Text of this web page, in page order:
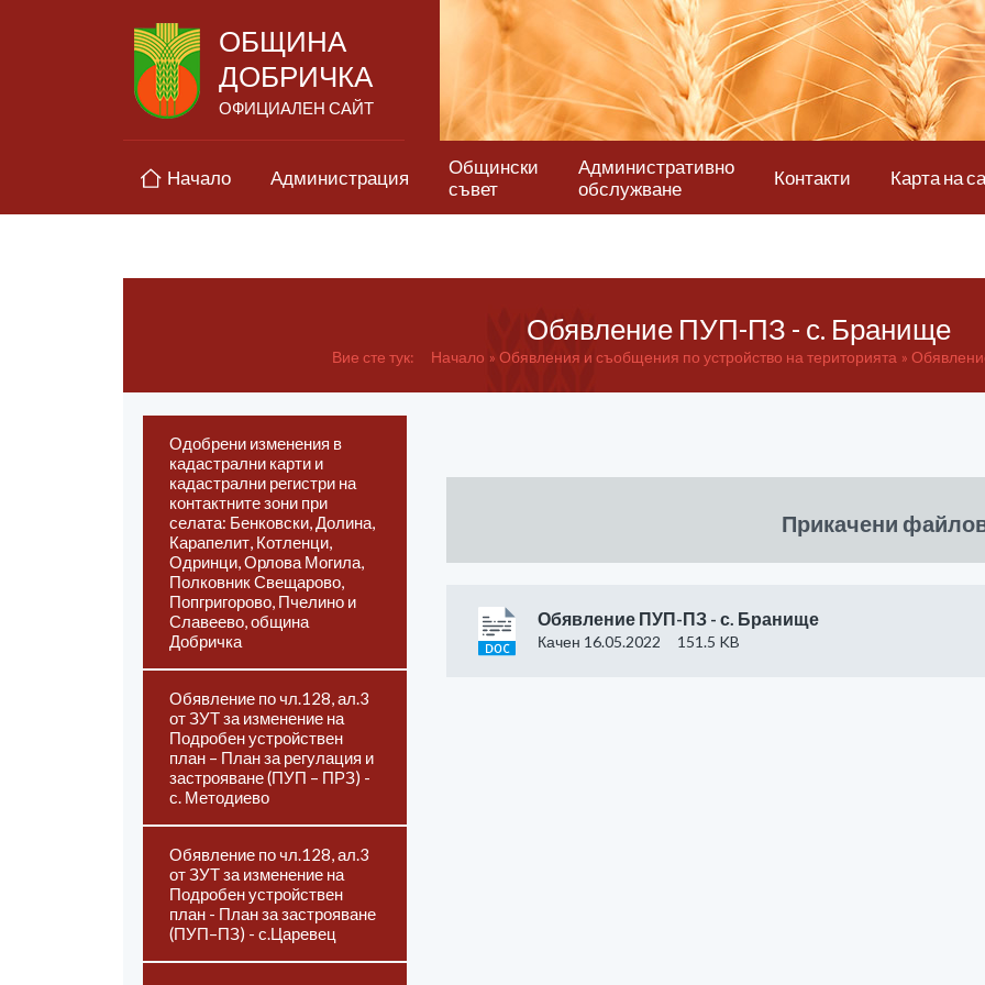
ОБЩИНА
ДОБРИЧКА
ОФИЦИАЛЕН САЙТ
Начало Администрация
Общински
съвет
Административно
обслужване
Контакти Карта на
Обявление ПУП-ПЗ - с. Бранище
Вие сте тук: Начало Обявления и съобщения по устройство на територията
Одобрени изменения в
кадастрални карти и
кадастрални регистри на
контактните зони при
селата: Бенковски, Долина,
Карапелит, Котленци,
Одринци, Орлова Могила,
Полковник Свещарово,
Попгригорово, Пчелино и
Славеево, община
Добричка
Обявление по чл.128, ал.3
от ЗУТ за изменение на
Подробен устройствен
план – План за регулация и
застрояване (ПУП – ПРЗ) -
с. Методиево
Обявление по чл.128, ал.3
от ЗУТ за изменение на
Подробен устройствен
план - План за застрояване
(ПУП–ПЗ) - с.Царевец
Прикачени
Обявление ПУП-ПЗ - с. Бранище
Качен 16.05.2022 151.5 KB